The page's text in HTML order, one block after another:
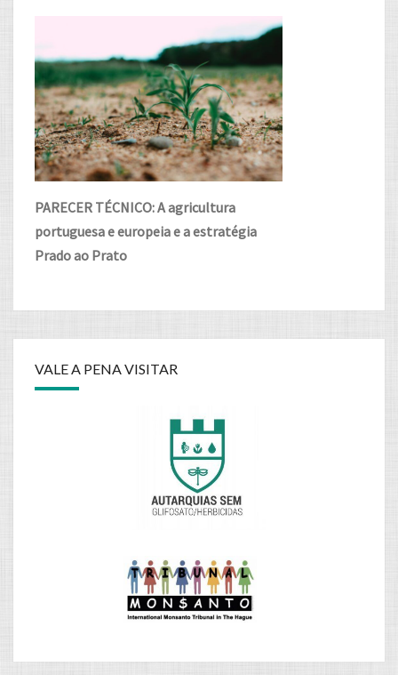
PARECER TÉCNICO: A agricultura
portuguesa e europeia e a estratégia
Prado ao Prato
VALE A PENA VISITAR